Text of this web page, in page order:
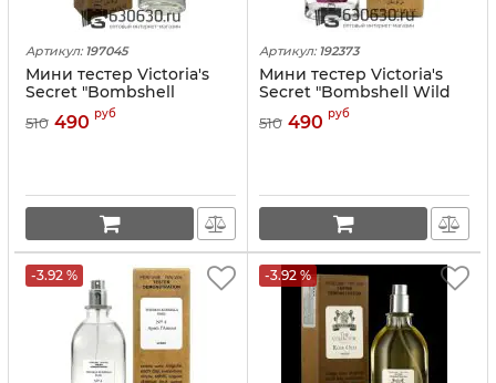
Артикул: 197045
Мини тестер Victoria's
Secret "Bombshell
Paradise" (ОАЭ) 67 ml
510 490 руб
Артикул: 192373
Мини тестер Victoria's
Secret "Bombshell Wild
Flower" (ОАЭ) 67 ml
510 490 руб
-3.92 % -3.92 %